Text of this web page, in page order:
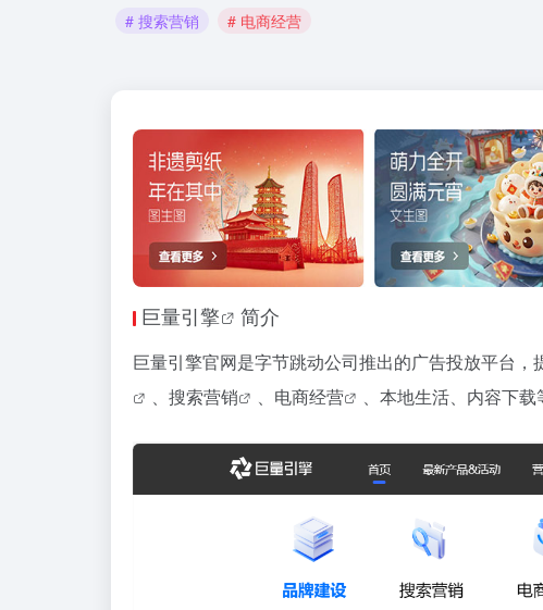
# 搜索营销 # 电商经营
巨量引擎 简介
巨量引擎官网是字节跳动公司推出的广告投放平台
、 搜索营销 、 电商经营 、本地生活、内容下载